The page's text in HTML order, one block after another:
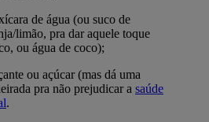
de água (ou suco de
limão, pra dar aquele toque
ou água de coco);
ou açúcar (mas dá uma
pra não prejudicar a saúde
.